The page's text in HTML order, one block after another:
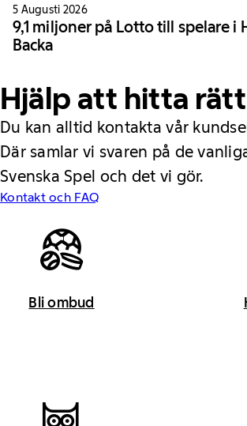
5 Augusti 2026
9,1 miljoner på Lotto till spelare i
Backa
Hjälp att hitta rätt
Du kan alltid kontakta vår
Där samlar vi svaren på de
Svenska Spel och det vi gör.
Kontakt och FAQ
Bli ombud